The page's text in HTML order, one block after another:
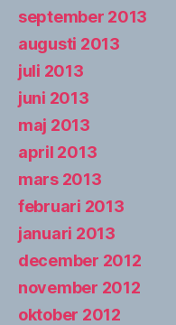
september 2013
augusti 2013
juli 2013
juni 2013
maj 2013
april 2013
mars 2013
februari 2013
januari 2013
december 2012
november 2012
oktober 2012